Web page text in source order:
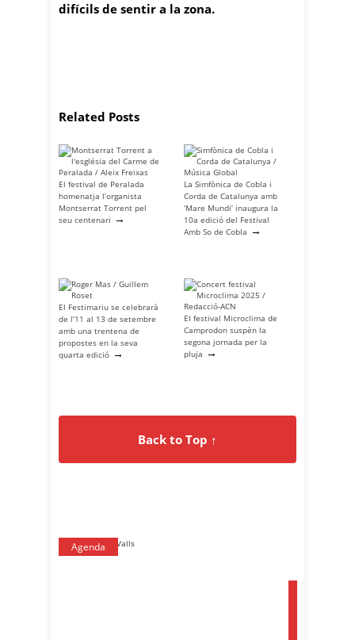
difícils de sentir a la zona.
Related Posts
El festival de Peralada
homenatja l’organista
Montserrat Torrent pel
seu centenari →
La Simfònica de Cobla i
Corda de Catalunya amb
‘Mare Mundi’ inaugura la
10a edició del Festival
Amb So de Cobla →
El Festimariu se celebrarà
de l’11 al 13 de setembre
amb una trentena de
propostes en la seva
quarta edició →
El festival Microclima de
Camprodon suspèn la
segona jornada per la
pluja →
Back to Top ↑
Agenda